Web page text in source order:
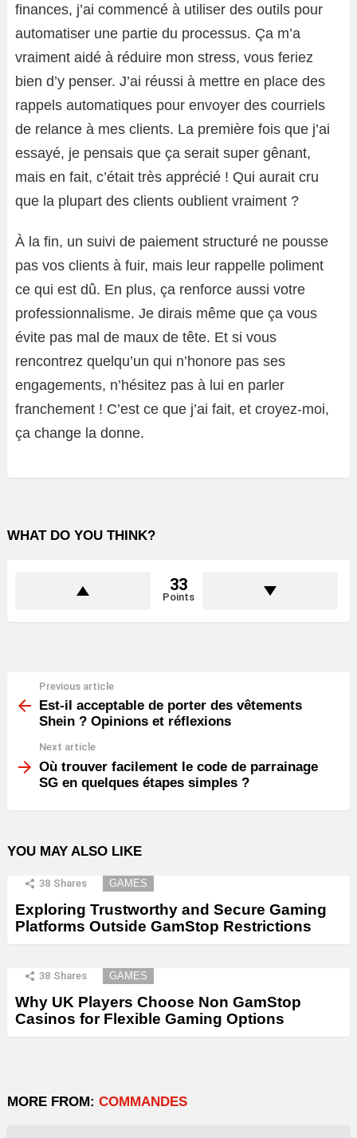
finances, j’ai commencé à utiliser des outils pour
automatiser une partie du processus. Ça m’a
vraiment aidé à réduire mon stress, vous feriez
bien d’y penser. J’ai réussi à mettre en place des
rappels automatiques pour envoyer des courriels
de relance à mes clients. La première fois que j’ai
essayé, je pensais que ça serait super gênant,
mais en fait, c’était très apprécié ! Qui aurait cru
que la plupart des clients oublient vraiment ?
À la fin, un suivi de paiement structuré ne pousse
pas vos clients à fuir, mais leur rappelle poliment
ce qui est dû. En plus, ça renforce aussi votre
professionnalisme. Je dirais même que ça vous
évite pas mal de maux de tête. Et si vous
rencontrez quelqu’un qui n’honore pas ses
engagements, n’hésitez pas à lui en parler
franchement ! C’est ce que j’ai fait, et croyez-moi,
ça change la donne.
WHAT DO YOU THINK?
33
Points
more
Previous article
Est-il acceptable de porter des vêtements
Shein ? Opinions et réflexions
Next article
Où trouver facilement le code de parrainage
SG en quelques étapes simples ?
YOU MAY ALSO LIKE
38 Shares GAMES
Exploring Trustworthy and Secure Gaming
Platforms Outside GamStop Restrictions
38 Shares GAMES
Why UK Players Choose Non GamStop
Casinos for Flexible Gaming Options
MORE FROM: COMMANDES